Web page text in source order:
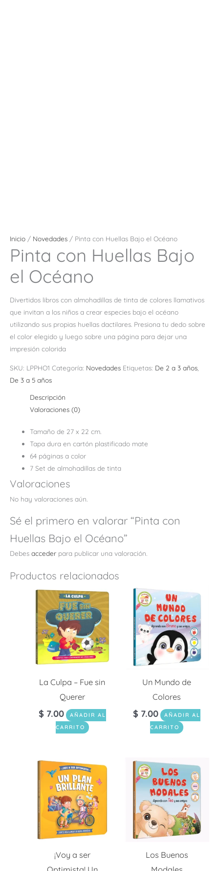
Inicio / Novedades / Pinta con Huellas Bajo el Océano
Pinta con Huellas Bajo
el Océano
Divertidos libros con almohadillas de tinta de colores llamativos
que invitan a los niños a crear especies bajo el océano
utilizando sus propias huellas dactilares. Presiona tu dedo sobre
el color elegido y luego sobre una página para dejar una
impresión colorida
SKU: LPPHO1 Categoría: Novedades Etiquetas: De 2 a 3 años
De 3 a 5 años
Descripción
Valoraciones (0)
Tamaño de 27 x 22 cm.
Tapa dura en cartón plastificado mate
64 páginas a color
7 Set de almohadillas de tinta
Valoraciones
No hay valoraciones aún.
Sé el primero en valorar “Pinta con
Huellas Bajo el Océano”
Debes acceder para publicar una valoración.
Productos relacionados
La Culpa – Fue sin
Querer
$ 7.00
AÑADIR AL
CARRITO
Un Mundo de
Colores
$ 7.00
AÑADIR AL
CARRITO
¡Voy a ser
Los Buenos